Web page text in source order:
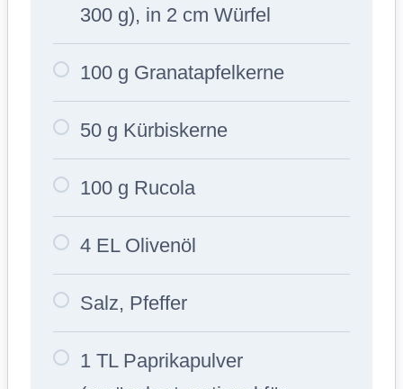
300 g), in 2 cm Würfel
100 g Granatapfelkerne
50 g Kürbiskerne
100 g Rucola
4 EL Olivenöl
Salz, Pfeffer
1 TL Paprikapulver